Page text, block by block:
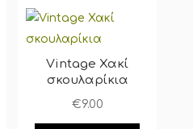
Vintage Χακί
σκουλαρίκια
€9.00